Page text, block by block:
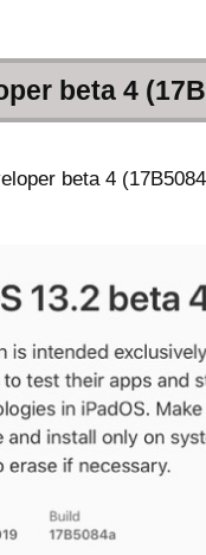
beta 4
beta 4